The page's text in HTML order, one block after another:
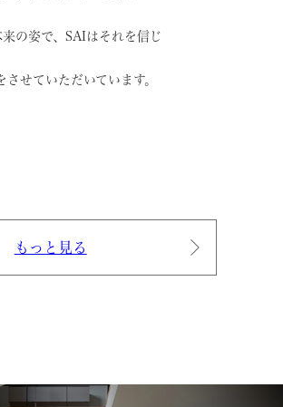
の姿で、 SAIはそれを信じ
させていただいています。
もっと見る